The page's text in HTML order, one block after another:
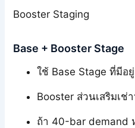
Booster Staging
Base + Booster Stage
ใช้ Base Stage ที่มีอ
Booster ส่วนเสริมเช่
ถ้า 40-bar demand